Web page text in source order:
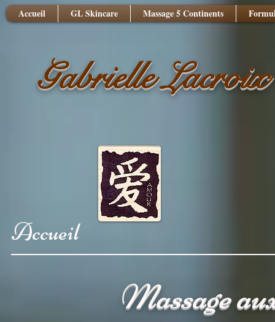
Accueil GL Skincare Massage 5 Continents
Gabrielle
Accueil
Massage